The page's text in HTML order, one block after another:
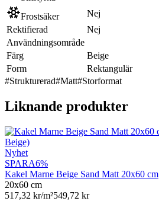
Frostsäker
Nej
Rektifierad
Nej
Användningsområde
Färg
Beige
Form
Rektangulär
#Strukturerad#Matt#Storformat
Liknande produkter
Nyhet
SPARA6%
Kakel Marne Beige Sand Matt 20x60 cm
20x60 cm
517,32 kr/m²549,72 kr